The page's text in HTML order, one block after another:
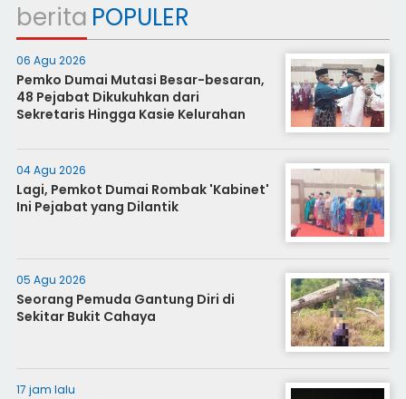
berita POPULER
06 Agu 2026
Pemko Dumai Mutasi Besar-besaran,
48 Pejabat Dikukuhkan dari
Sekretaris Hingga Kasie Kelurahan
04 Agu 2026
Lagi, Pemkot Dumai Rombak 'Kabinet'
Ini Pejabat yang Dilantik
05 Agu 2026
Seorang Pemuda Gantung Diri di
Sekitar Bukit Cahaya
17 jam lalu